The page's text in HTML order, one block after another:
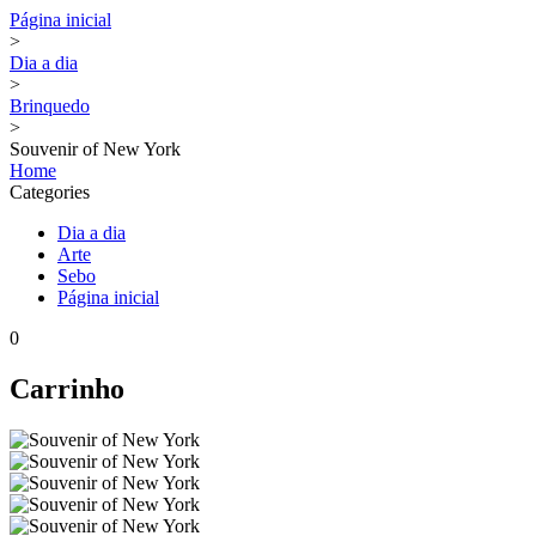
Página inicial
>
Dia a dia
>
Brinquedo
>
Souvenir of New York
Home
Categories
Dia a dia
Arte
Sebo
Página inicial
0
Carrinho